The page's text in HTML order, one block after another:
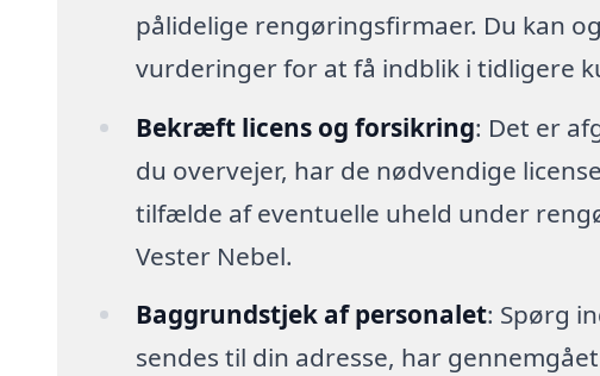
pålidelige rengøringsfirmaer. Du kan
vurderinger for at få indblik i tidligere
Bekræft licens og forsikring: Det er
du overvejer, har de nødvendige
tilfælde af eventuelle uheld under
Vester Nebel.
Baggrundstjek af personalet: Spørg
sendes til din adresse, har